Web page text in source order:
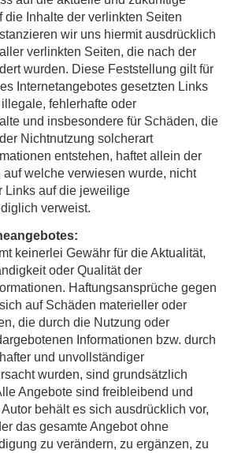
die Inhalte der verlinkten Seiten
wir uns hiermit ausdrücklich
verlinkten Seiten, die nach der
wurden. Diese Feststellung gilt für
Internetangebotes gesetzten Links
fehlerhafte oder
und insbesondere für Schäden, die
Nichtnutzung solcherart
entstehen, haftet allein der
welche verwiesen wurde, nicht
Links auf die jeweilige
verweist.
keinerlei Gewähr für die Aktualität,
oder Qualität der
Haftungsansprüche gegen
auf Schäden materieller oder
die durch die Nutzung oder
Informationen bzw. durch
und unvollständiger
wurden, sind grundsätzlich
Angebote sind freibleibend und
behält es sich ausdrücklich vor,
das gesamte Angebot ohne
zu verändern, zu ergänzen, zu